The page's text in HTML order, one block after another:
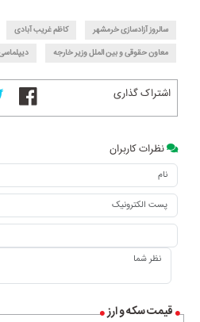
قیمت سکه و ارز
سالروز آزادسازی خرمشهر
کاظم غریب آبادی
معاون حقوقی و بین الملل وزیر خارجه
اشتراک گذاری
نظرات کاربران